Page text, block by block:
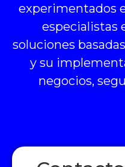
experimentados
especialistas
soluciones
y su
negocios,